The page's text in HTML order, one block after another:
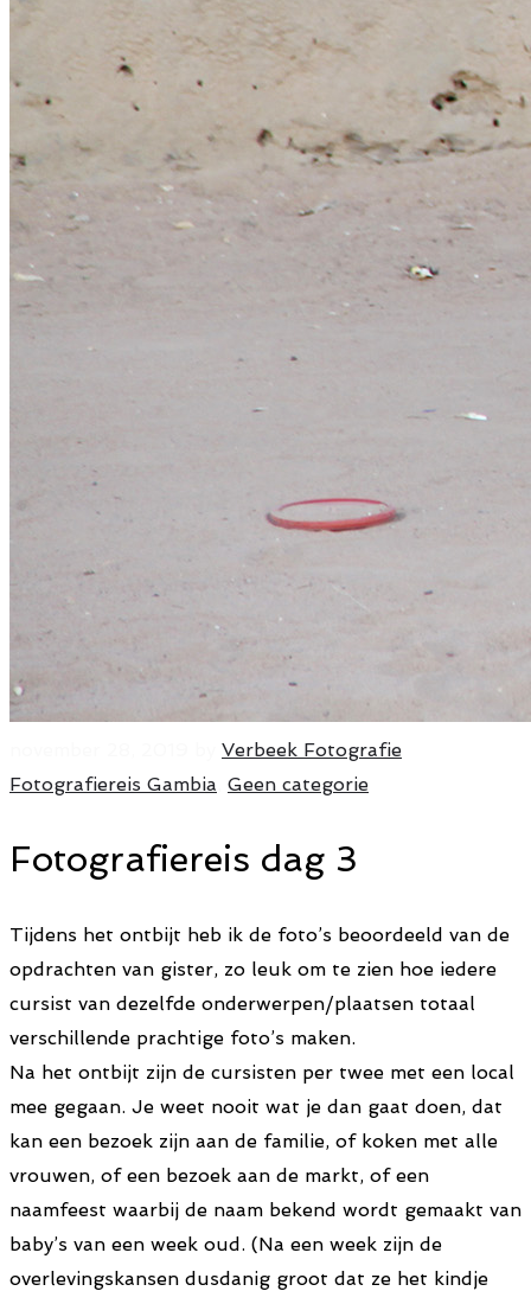
Verbeek Fotografie
Fotografiereis Gambia Geen categorie
Fotografiereis dag 3
Tijdens het ontbijt heb ik de foto’s beoordeeld van de
opdrachten van gister, zo leuk om te zien hoe iedere
cursist van dezelfde onderwerpen/plaatsen totaal
verschillende prachtige foto’s maken.
Na het ontbijt zijn de cursisten per twee met een local
mee gegaan. Je weet nooit wat je dan gaat doen, dat
kan een bezoek zijn aan de familie, of koken met alle
vrouwen, of een bezoek aan de markt, of een
naamfeest waarbij de naam bekend wordt gemaakt van
baby’s van een week oud. (Na een week zijn de
overlevingskansen dusdanig groot dat ze het kindje